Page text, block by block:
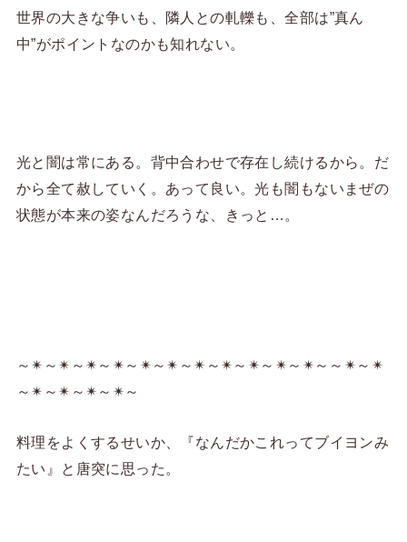
世界の大きな争いも、隣人との軋轢も、全部は”真ん
中”がポイントなのかも知れない。
光と闇は常にある。背中合わせで存在し続けるから。だ
から全て赦していく。あって良い。光も闇もないまぜの
状態が本来の姿なんだろうな、きっと…。
～✴︎～✴︎～✴︎～✴︎～✴︎～✴︎～✴︎～✴︎～✴︎～✴︎～✴︎～～✴︎～✴︎
～✴︎～✴︎～✴︎～✴︎～
料理をよくするせいか、『なんだかこれってブイヨンみ
たい』と唐突に思った。